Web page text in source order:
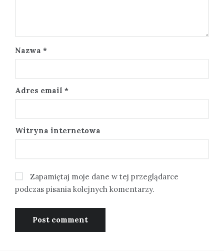
Nazwa *
Adres email *
Witryna internetowa
Zapamiętaj moje dane w tej przeglądarce
podczas pisania kolejnych komentarzy.